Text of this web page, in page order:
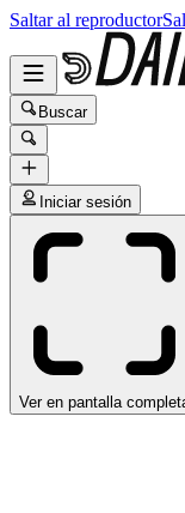
Saltar al reproductor
Buscar
Iniciar sesión
Ver en pantalla